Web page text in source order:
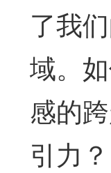
了我
域。
感的
引力？